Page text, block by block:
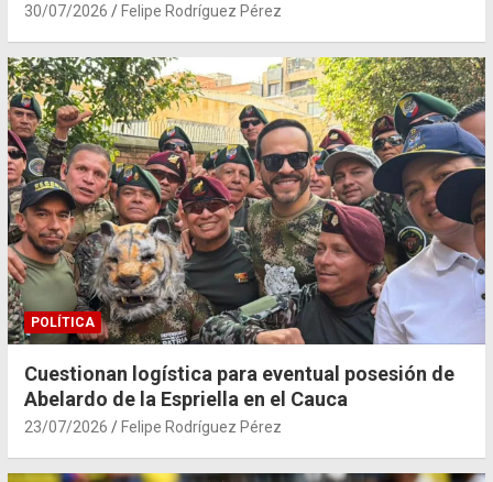
30/07/2026 Felipe Rodríguez Pérez
POLÍTICA
Cuestionan logística para eventual posesión de
Abelardo de la Espriella en el Cauca
23/07/2026 Felipe Rodríguez Pérez